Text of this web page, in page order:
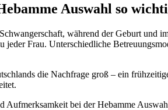
Auswahl so
während der Geburt und
jeder Frau. Unterschiedliche
die Nachfrage groß – ein
Aufmerksamkeit bei der Hebamme